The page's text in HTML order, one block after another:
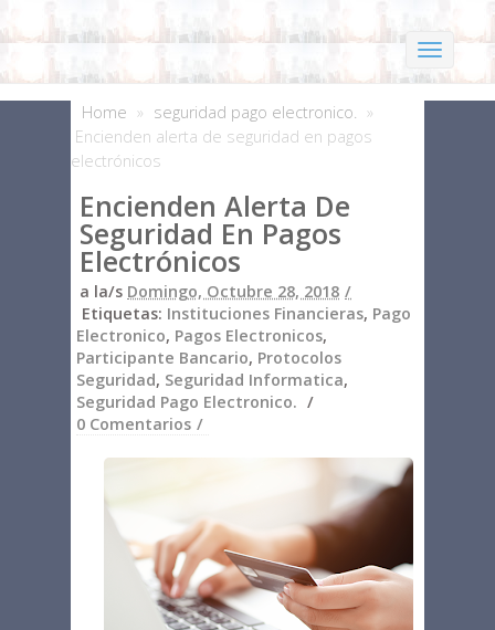
Home » seguridad pago electronico. »
Encienden alerta de seguridad en pagos
electrónicos
Encienden Alerta De
Seguridad En Pagos
Electrónicos
a la/s Domingo, Octubre 28, 2018
Etiquetas: Instituciones Financieras, Pago
Electronico, Pagos Electronicos,
Participante Bancario, Protocolos
Seguridad, Seguridad Informatica,
Seguridad Pago Electronico.
0 Comentarios